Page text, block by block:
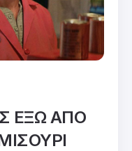
ΕΞΩ ΑΠΟ